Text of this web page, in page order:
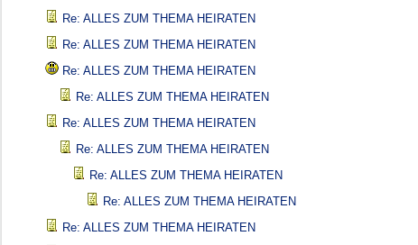
Re: ALLES ZUM THEMA HEIRATEN
Re: ALLES ZUM THEMA HEIRATEN
Re: ALLES ZUM THEMA HEIRATEN
Re: ALLES ZUM THEMA HEIRATEN
Re: ALLES ZUM THEMA HEIRATEN
Re: ALLES ZUM THEMA HEIRATEN
Re: ALLES ZUM THEMA HEIRATEN
Re: ALLES ZUM THEMA HEIRATEN
Re: ALLES ZUM THEMA HEIRATEN